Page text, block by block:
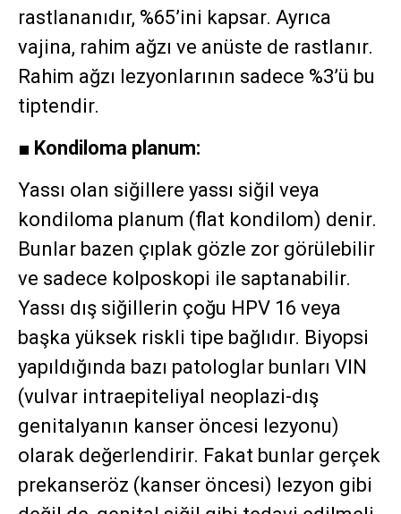
rastlananıdır, %65’ini kapsar. Ayrıca
vajina, rahim ağzı ve anüste de rastlanır.
Rahim ağzı lezyonlarının sadece %3’ü bu
tiptendir.
■ Kondiloma planum:
Yassı olan siğillere yassı siğil veya
kondiloma planum (flat kondilom) denir.
Bunlar bazen çıplak gözle zor görülebilir
ve sadece kolposkopi ile saptanabilir.
Yassı dış siğillerin çoğu HPV 16 veya
başka yüksek riskli tipe bağlıdır. Biyopsi
yapıldığında bazı patologlar bunları VIN
(vulvar intraepiteliyal neoplazi-dış
genitalyanın kanser öncesi lezyonu)
olarak değerlendirir. Fakat bunlar gerçek
prekanseröz (kanser öncesi) lezyon gibi